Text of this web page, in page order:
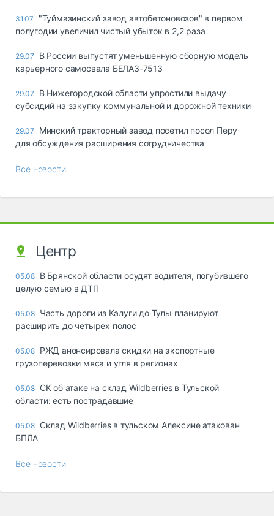
31.07
"Туймазинский завод автобетоновозов" в первом
полугодии увеличил чистый убыток в 2,2 раза
29.07
В России выпустят уменьшенную сборную модель
карьерного самосвала БЕЛАЗ-7513
29.07
В Нижегородской области упростили выдачу
субсидий на закупку коммунальной и дорожной техники
29.07
Минский тракторный завод посетил посол Перу
для обсуждения расширения сотрудничества
Все новости
Центр
05.08 В Брянской области осудят водителя, погубившего
целую семью в ДТП
05.08 Часть дороги из Калуги до Тулы планируют
расширить до четырех полос
05.08 РЖД анонсировала скидки на экспортные
грузоперевозки мяса и угля в регионах
05.08 СК об атаке на склад Wildberries в Тульской
области: есть пострадавшие
05.08 Склад Wildberries в тульском Алексине атакован
БПЛА
Все новости